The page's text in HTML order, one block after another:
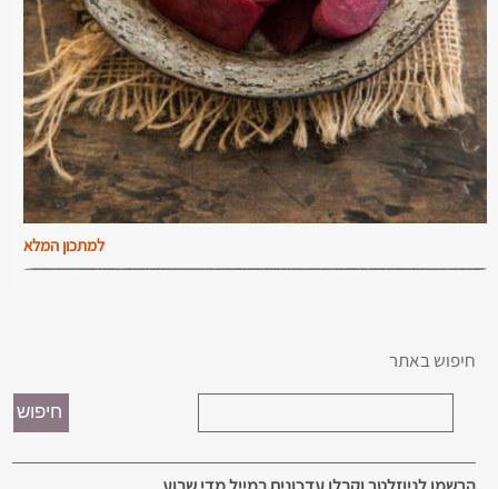
למתכון המלא
חיפוש באתר